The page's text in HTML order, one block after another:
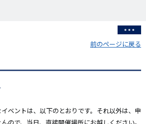
前のページに戻る
ベントは、以下のとおりです。それ以外は、申